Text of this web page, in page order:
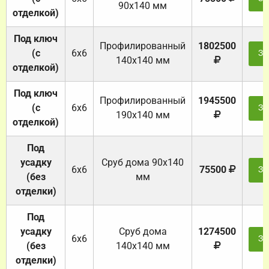
отделкой)
90х140 мм
Под ключ
(с
отделкой)
6х6
Профилированный
140х140 мм
1802500
Под ключ
(с
отделкой)
6х6
Профилированный
190х140 мм
1945500
Под
усадку
(без
отделки)
6х6
Cруб дома 90x140
мм
75500
Под
усадку
(без
отделки)
6х6
Cруб дома
140х140 мм
1274500